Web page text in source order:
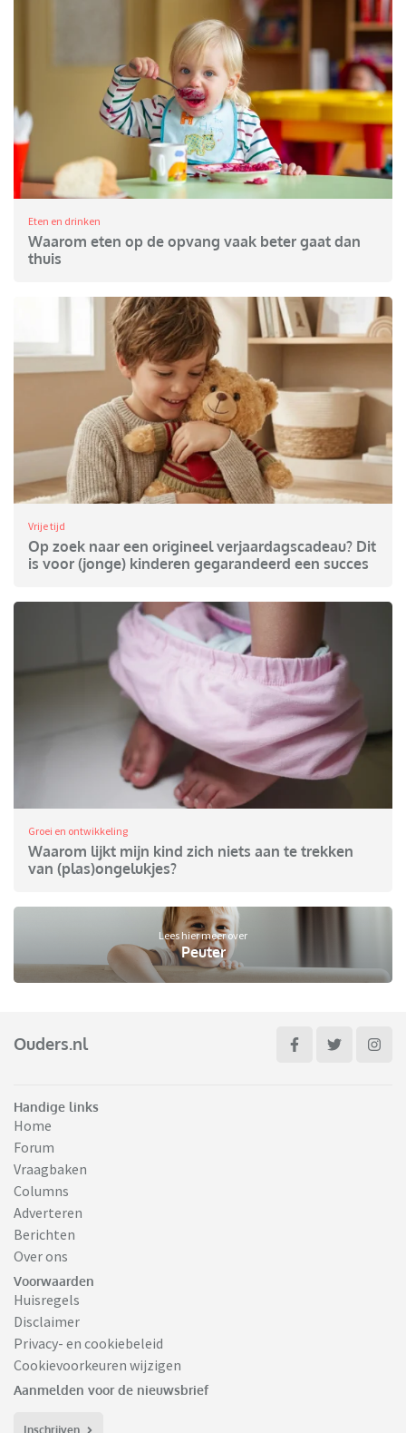
Eten en drinken
Waarom eten op de opvang vaak beter gaat dan
thuis
Vrije tijd
Op zoek naar een origineel verjaardagscadeau? Dit
is voor (jonge) kinderen gegarandeerd een succes
Groei en ontwikkeling
Waarom lijkt mijn kind zich niets aan te trekken
van (plas)ongelukjes?
Lees hier meer over
Peuter
Ouders.nl
Handige links
Home
Forum
Vraagbaken
Columns
Adverteren
Berichten
Over ons
Voorwaarden
Huisregels
Disclaimer
Privacy- en cookiebeleid
Cookievoorkeuren wijzigen
Aanmelden voor de nieuwsbrief
Inschrijven